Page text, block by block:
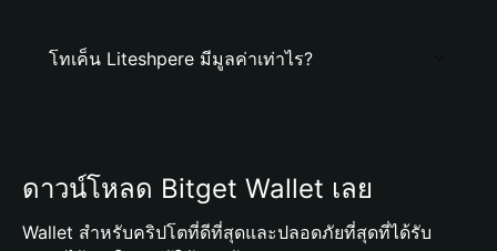
โทเค็น Liteshpere มีมูลค่าเท่าไร?
ดาวน์โหลด Bitget Wallet เลย
Wallet สำหรับคริปโตที่ดีที่สุดและปลอดภัยที่สุดที่ได้รับ